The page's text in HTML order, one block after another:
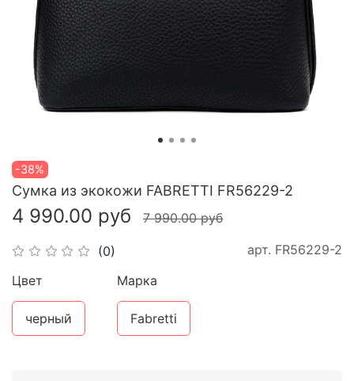
-38%
(0) арт. FR56229-2
Сумка из экокожи FABRETTI FR56229-2
4 990.00 руб 7 990.00 руб
Цвет
черный
Марка
Fabretti